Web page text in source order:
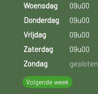
Woensdag
09u00
Donderdag
09u00
Vrijdag
09u00
Zaterdag
09u00
Zondag
gesloten
Volgende week